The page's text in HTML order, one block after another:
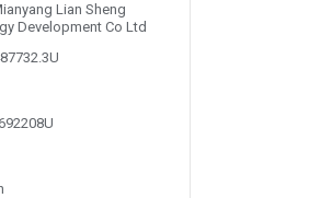
Lian Sheng
Development Co Ltd